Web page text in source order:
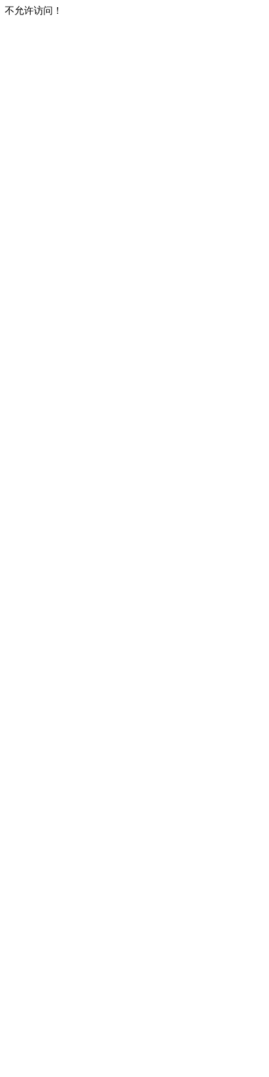
不允许访问！